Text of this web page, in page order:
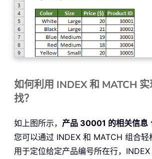
如何利用 INDEX 和 MATCH
找？
如上图所示， 产品 30001 的相关信息
您可以通过 INDEX 和 MATCH 组合轻
用于定位给定产品编号所在行，